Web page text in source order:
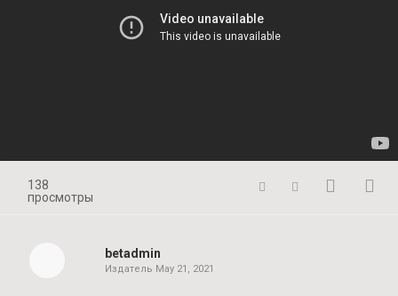
138
просмотры
betadmin
Издатель May 21, 2021